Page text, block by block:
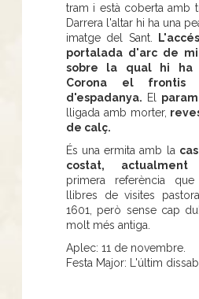
tram i està coberta amb
Darrera l'altar hi ha una
imatge del Sant.
portalada d'arc de
sobre la qual hi ha
Corona el frontis
d'espadanya. El
lligada amb morter,
de calç.
És una ermita amb la
costat, actualment
primera referència
llibres de visites
1601, però sense cap
molt més antiga.
Aplec: 11 de novembre.
Festa Major: L'últim